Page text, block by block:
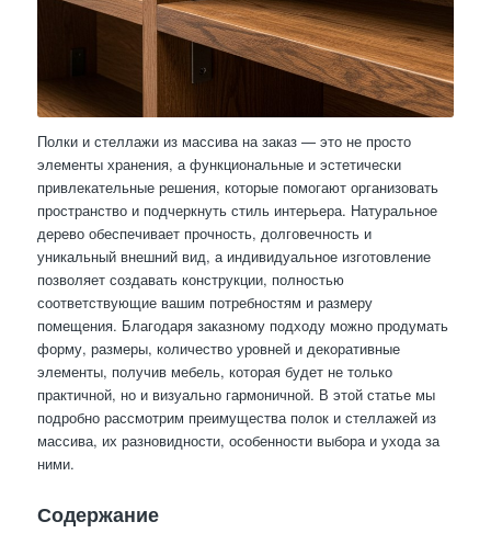
Полки и стеллажи из массива на заказ — это не просто
элементы хранения, а функциональные и эстетически
привлекательные решения, которые помогают организовать
пространство и подчеркнуть стиль интерьера. Натуральное
дерево обеспечивает прочность, долговечность и
уникальный внешний вид, а индивидуальное изготовление
позволяет создавать конструкции, полностью
соответствующие вашим потребностям и размеру
помещения. Благодаря заказному подходу можно продумать
форму, размеры, количество уровней и декоративные
элементы, получив мебель, которая будет не только
практичной, но и визуально гармоничной. В этой статье мы
подробно рассмотрим преимущества полок и стеллажей из
массива, их разновидности, особенности выбора и ухода за
ними.
Содержание